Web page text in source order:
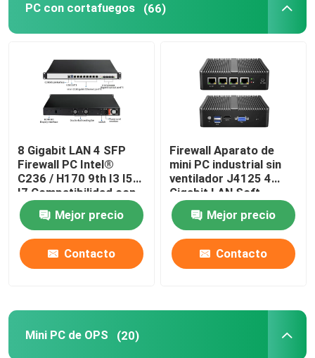
PC con cortafuegos (66)
8 Gigabit LAN 4 SFP
Firewall PC Intel®
C236 / H170 9th I3 I5
I7 Compatibilidad con
Xeon X3-1225 V5
PFsense Mikrotik
Mejor precio
Contacto
Firewall Aparato de
mini PC industrial sin
ventilador J4125 4
Gigabit LAN Soft
Router Soporte
PFsenseMejor precio
Contacto
Mini PC de OPS (20)